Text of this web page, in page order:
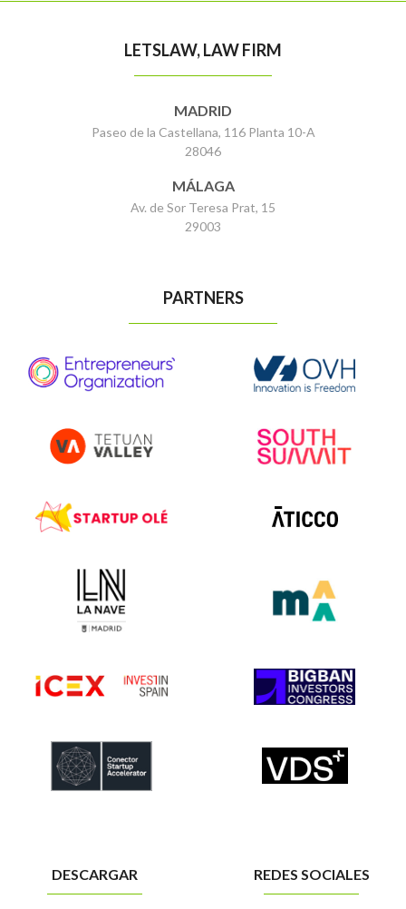
LETSLAW, LAW FIRM
MADRID
Paseo de la Castellana, 116 Planta 10-A
28046
MÁLAGA
Av. de Sor Teresa Prat, 15
29003
PARTNERS
DESCARGAR REDES SOCIALES